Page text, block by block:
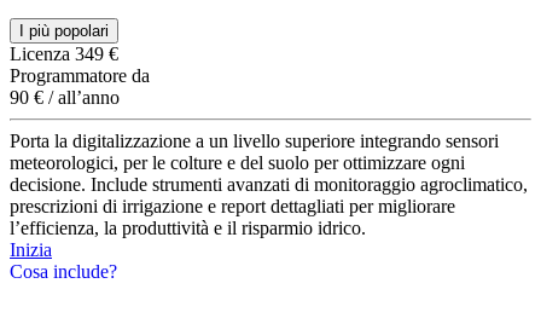
I più popolari
Licenza 349 €
Programmatore da
90 € / all’anno
Porta la digitalizzazione a un livello superiore integrando sensori
meteorologici, per le colture e del suolo per ottimizzare ogni
decisione. Include strumenti avanzati di monitoraggio agroclimatico,
prescrizioni di irrigazione e report dettagliati per migliorare
l’efficienza, la produttività e il risparmio idrico.
Inizia
Cosa include?